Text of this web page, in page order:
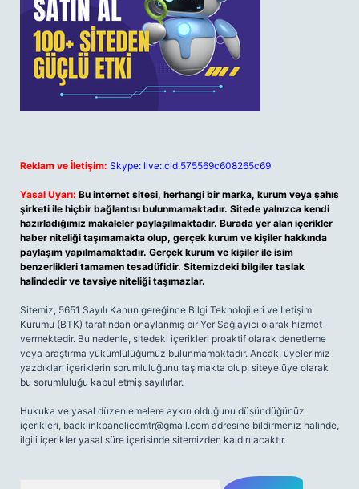
Reklam ve İletişim: Skype: live:.cid.575569c608265c69
Yasal Uyarı: Bu internet sitesi, herhangi bir marka, kurum veya şahıs
şirketi ile hiçbir bağlantısı bulunmamaktadır. Sitede yalnızca kendi
hazırladığımız makaleler paylaşılmaktadır. Burada yer alan içerikler
haber niteliği taşımamakta olup, gerçek kurum ve kişiler hakkında
paylaşım yapılmamaktadır. Gerçek kurum ve kişiler ile isim
benzerlikleri tamamen tesadüfidir. Sitemizdeki bilgiler taslak
halindedir ve tavsiye niteliği taşımazlar.
Sitemiz, 5651 Sayılı Kanun gereğince Bilgi Teknolojileri ve İletişim
Kurumu (BTK) tarafından onaylanmış bir Yer Sağlayıcı olarak hizmet
vermektedir. Bu nedenle, sitedeki içerikleri proaktif olarak denetleme
veya araştırma yükümlülüğümüz bulunmamaktadır. Ancak, üyelerimiz
yazdıkları içeriklerin sorumluluğunu taşımakta olup, siteye üye olarak
bu sorumluluğu kabul etmiş sayılırlar.
Hukuka ve yasal düzenlemelere aykırı olduğunu düşündüğünüz
içerikleri, backlinkpanelicomtr@gmail.com adresine bildirmeniz halinde,
ilgili içerikler yasal süre içerisinde sitemizden kaldırılacaktır.